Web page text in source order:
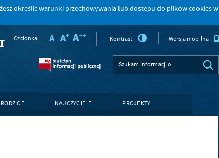
określić warunki przechowywania lub dostępu do plików cookies w
Czcionka: Kontrast Wersja mobilna
RODZICE NAUCZYCIELE PROJEKTY